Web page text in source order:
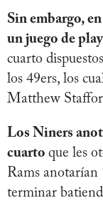
Sin embargo,
un juego de
cuarto
los 49ers, los
Matthew
Los Niners
cuarto que les
Rams anotarían
terminar